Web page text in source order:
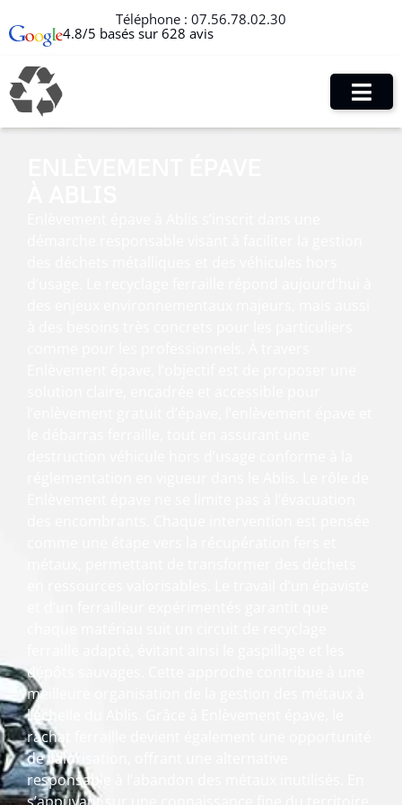
Téléphone : 07.56.78.02.30
4.8/5 basés sur 628 avis
dépôts sauvages. Cette approche contribue à une
meilleure organisation de la gestion des métaux à
l’échelle du Ablis. Grâce à Enlèvement épave, le
rachat ferraille devient également une opportunité
de valorisation, offrant une alternative
responsable à l’abandon des métaux inutilisés. En